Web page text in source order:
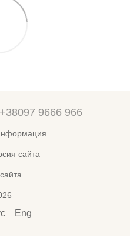
+38097 9666 966
сайта
Eng